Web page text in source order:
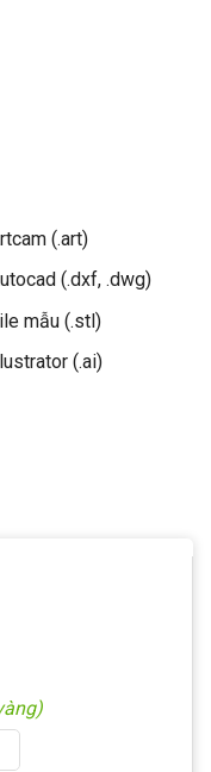
(.art)
(.dxf, .dwg)
mẫu (.stl)
Illustrator (.ai)